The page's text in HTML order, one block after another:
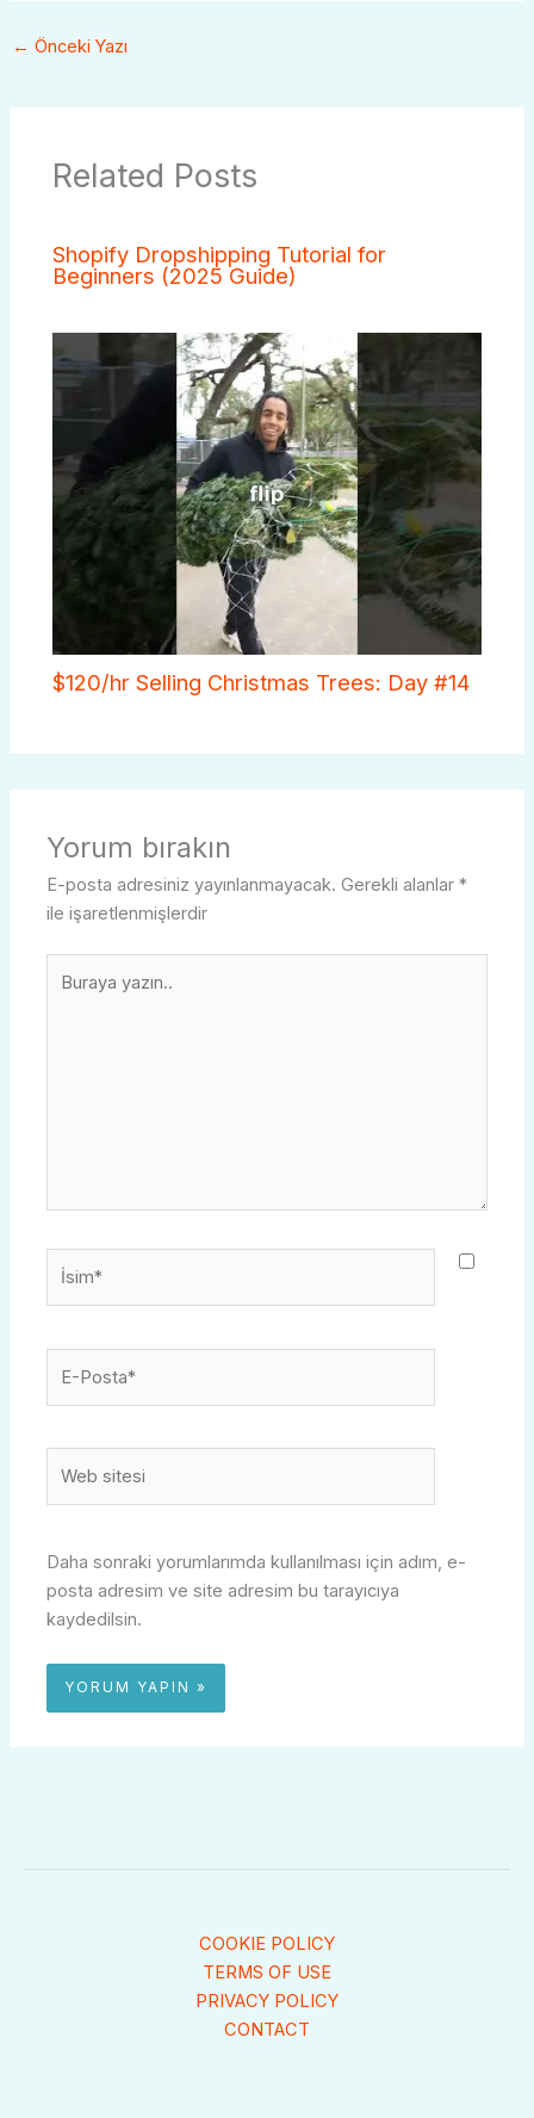
← Önceki Yazı
Related Posts
Shopify Dropshipping Tutorial for
Beginners (2025 Guide)
$120/hr Selling Christmas Trees: Day #14
Yorum bırakın
E-posta adresiniz yayınlanmayacak. Gerekli alanlar*
ile işaretlenmişlerdir
yazın..
İsim*
Posta*
sitesi
Daha sonraki yorumlarımda kullanılması için adım, e-
posta adresim ve site adresim bu tarayıcıya
kaydedilsin.
COOKIE POLICY
TERMS OF USE
PRIVACY POLICY
CONTACT